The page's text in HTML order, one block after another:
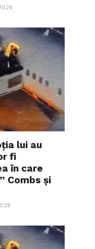
lui au
fi
în care
Combs și